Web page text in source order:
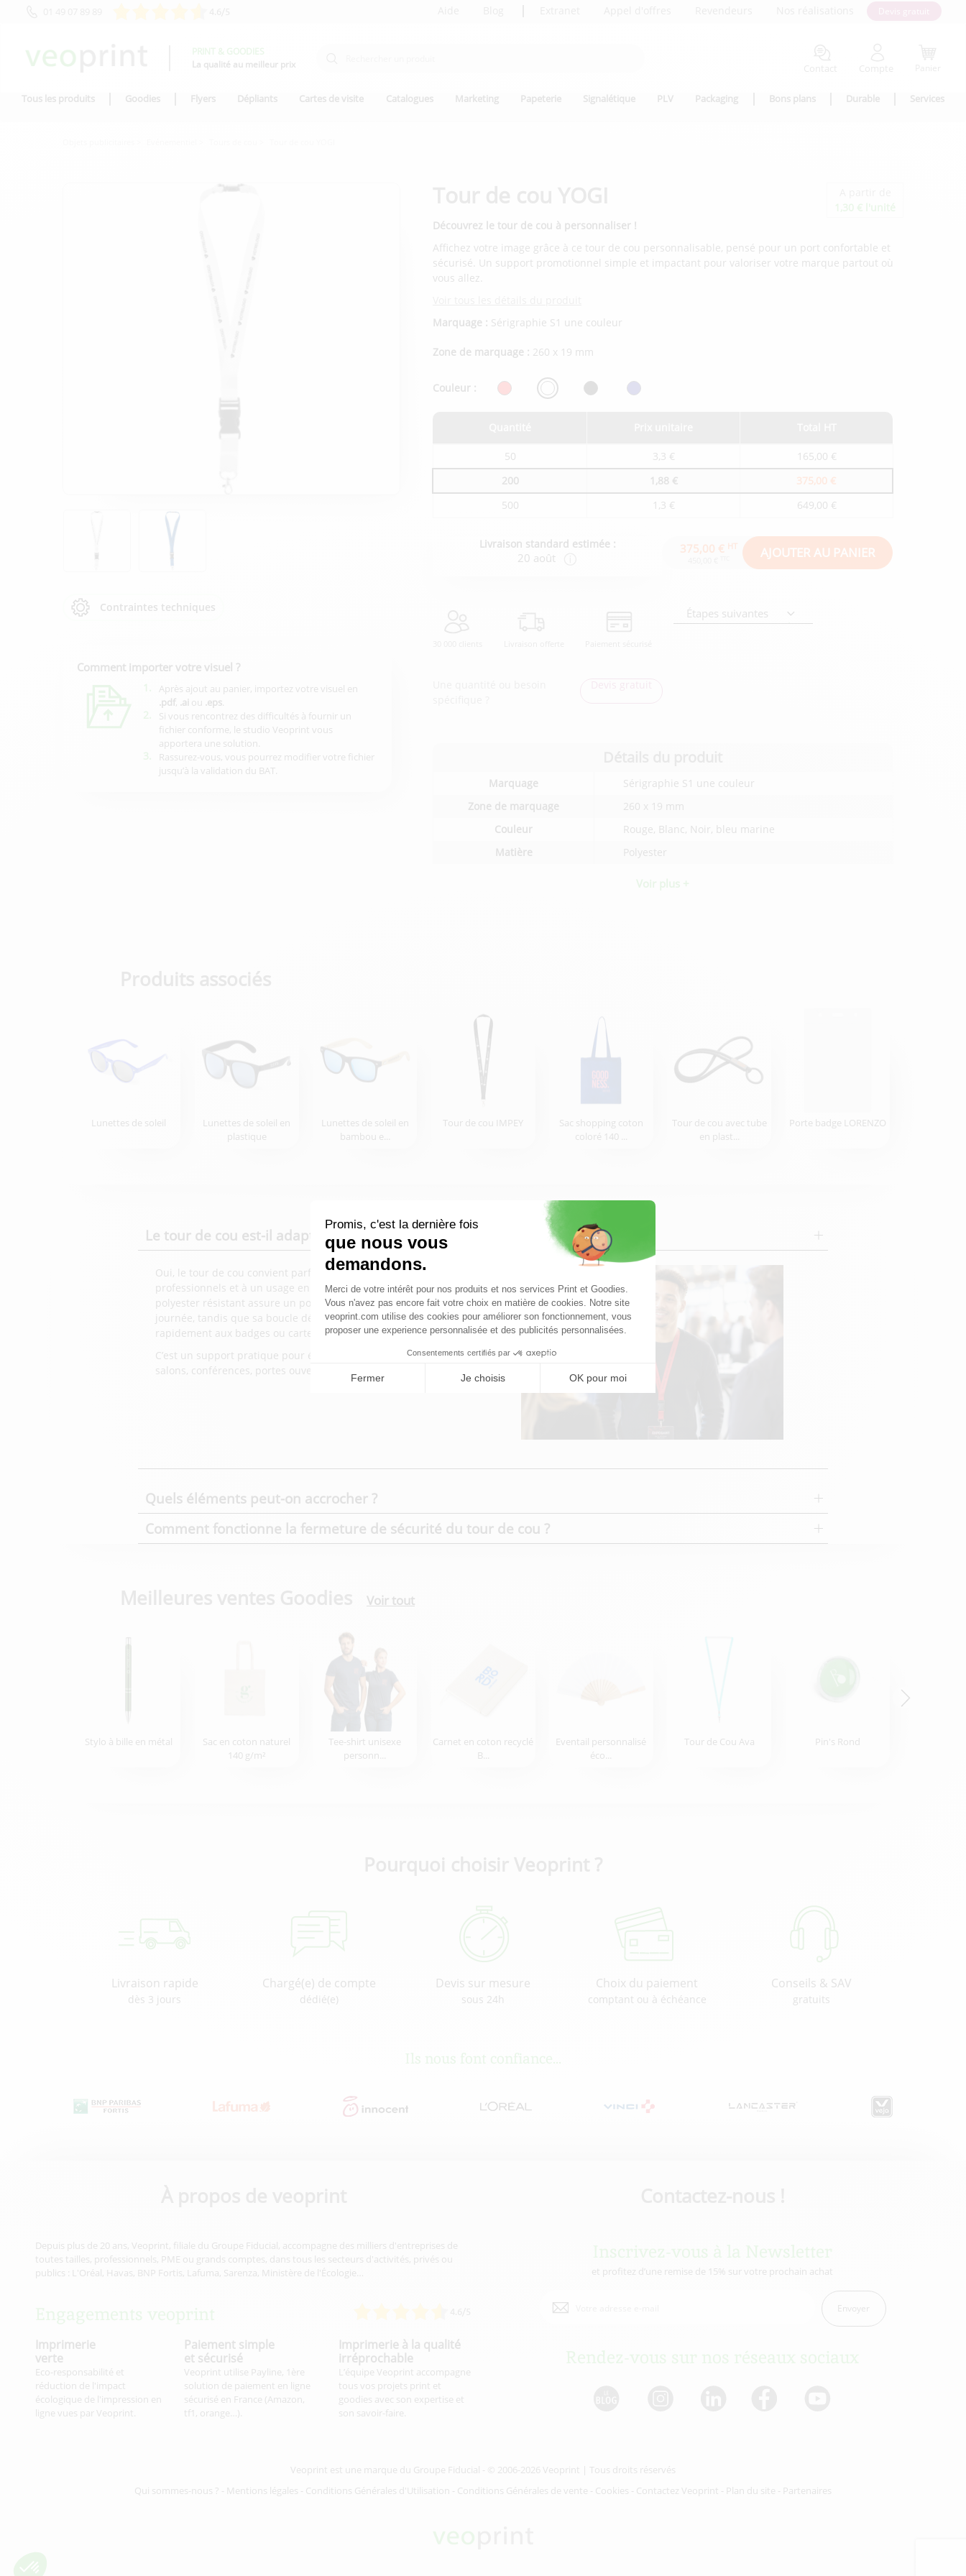
La qualité au meilleur prix
Tous les produits Goodies Flyers Dépliants Cartes de visite Catalogues Marketing Papeterie Signalétique PLV Packaging Bons plans Durable Services
Contraintes techniques
Comment importer votre visuel ?
Après ajout au panier, importez votre visuel en
.pdf, .ai ou .eps.
Si vous rencontrez des difficultés à fournir un
fichier conforme, le studio Veoprint vous
apportera une solution.
Rassurez-vous, vous pourrez modifier votre fichier
jusqu’à la validation du BAT.
Découvrez le tour de cou à personnaliser !
Affichez votre image grâce à ce tour de cou personnalisable, pensé pour un port confortable et
sécurisé. Un support promotionnel simple et impactant pour valoriser votre marque partout où
vous allez.
Marquage : Sérigraphie S1 une couleur
Zone de marquage : 260 x 19 mm
Couleur :
produit
fonction
commandée
50 3,3 €
165,00 €
200
1,88 €
375,00 €
500
1,3 € 649,00 €
Livraison standard estimée :
20 août
375,00 € HT
AJOUTER AU PANIER
Étapes suivantes
Marquage
Sérigraphie S1 une couleur
Zone de marquage
260 x 19 mm
Couleur
Rouge, Blanc, Noir, bleu marine
Matière
Polyester
Lunettes de soleil
Lunettes de soleil en
plastique
Lunettes de soleil en
bambou e...
Tour de cou IMPEY
Sac shopping coton
coloré 140 ...
Tour de cou avec tube
en plast...
Porte badge LORENZO
Le tour de cou est-il adapté aux salons, événements et badges d’entreprise ?
Oui, le tour de cou convient parfaitement aux événements
professionnels et à un usage en entreprise. Sa conception en
polyester résistant assure un port confortable pendant toute la
journée, tandis que sa boucle détachable permet d’accéder
rapidement aux badges ou cartes de sécurité.
C’est un support pratique pour équiper les équipes lors de
salons, conférences, portes ouvertes ou événements corporate.
Quels éléments peut-on accrocher ?
Comment fonctionne la fermeture de sécurité du tour de cou ?
Voir tout
Stylo à bille en métal
Sac en coton naturel
140 g/m²
Tee-shirt unisexe
personn...
Carnet en coton recyclé
B...
Eventail personnalisé
éco...
Tour de Cou Ava Pin's Rond
Livraison rapide
dès 3 jours
Chargé(e) de compte
dédié(e)
Devis sur mesure
sous 24h
Choix du paiement
comptant ou à échéance
Conseils & SAV
gratuits
Depuis plus de 20 ans, Veoprint, filiale du Groupe Fiducial, accompagne des milliers d'entreprises de
toutes tailles, professionnels, PME ou grands comptes, dans tous les secteurs d'activités, privés ou
publics : L'Oréal, Havas, BNP Fortis, Lafuma, Sarenza, Ministère de l'Écologie…
Imprimerie
verte
Eco-responsabilité et
réduction de l'impact
écologique de l'impression en
ligne vues par Veoprint.
Paiement simple
et sécurisé
Veoprint utilise Payline, 1ère
solution de paiement en ligne
sécurisé en France (Amazon,
tf1, orange…).
Imprimerie à la qualité
irréprochable
L’équipe Veoprint accompagne
tous vos projets print et
goodies avec son expertise et
son savoir-faire.
et profitez d’une remise de 15% sur votre prochain achat
Envoyer
Veoprint est une marque du Groupe Fiducial - © 2006-2026 Veoprint | Tous droits réservés
Qui sommes-nous ? - Mentions légales - Conditions Générales d'Utilisation - Conditions Générales de vente - Cookies - Contactez Veoprint - Plan du site - Partenaires